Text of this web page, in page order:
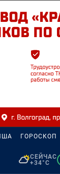
ГОРОСКОП
СЕЙЧАС
+34°C